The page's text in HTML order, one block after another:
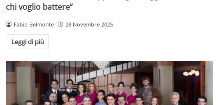
chi voglio battere”
Fabio Belmonte 28 Novembre 2025
Leggi di più